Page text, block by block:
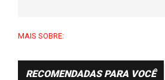
MAIS SOBRE:
RECOMENDADAS PARA VOCÊ